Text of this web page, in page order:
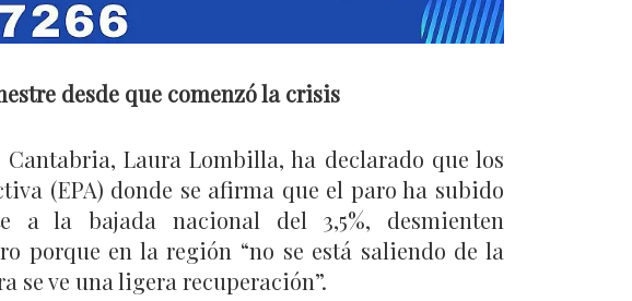
desde que comenzó la crisis
Laura Lombilla, ha declarado que los
(EPA) donde se afirma que el paro ha subido
la bajada nacional del 3,5%, desmienten
porque en la región “no se está saliendo de la
se ve una ligera recuperación”.